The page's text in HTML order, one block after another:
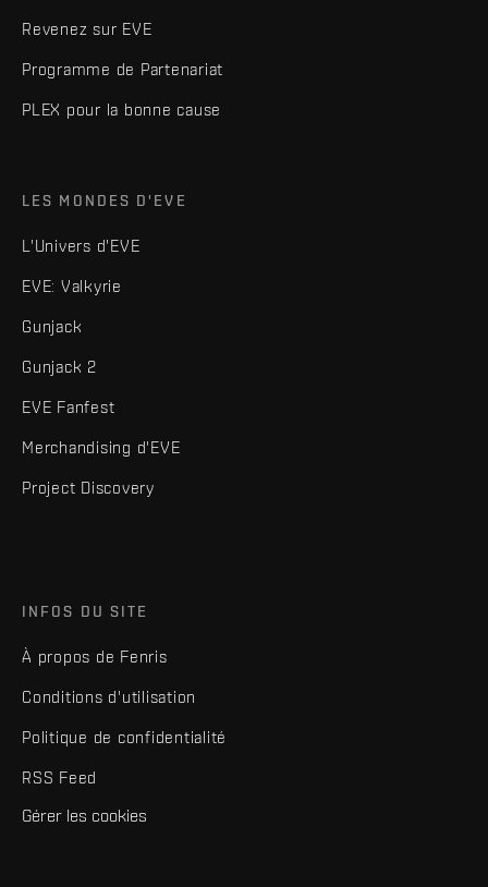
Revenez sur EVE
Programme de Partenariat
PLEX pour la bonne cause
LES MONDES D'EVE
L'Univers d'EVE
EVE: Valkyrie
Gunjack
Gunjack 2
EVE Fanfest
Merchandising d'EVE
Project Discovery
INFOS DU SITE
À propos de Fenris
Conditions d'utilisation
Politique de confidentialité
RSS Feed
Gérer les cookies